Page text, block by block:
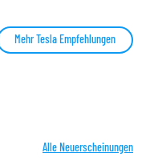
Mehr Tesla Empfehlungen
Alle Neuerscheinungen